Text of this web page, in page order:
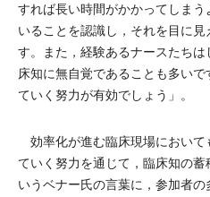
すれば長い時間がかかってしま
いることを認識し，それを目に
す。また，経験あるナースたち
床知に無自覚であることも多い
ていく努力が有効でしょう」。
効率化が進む臨床現場において
ていく努力を通じて，臨床知の
いうベナー氏の言葉に，参加者の